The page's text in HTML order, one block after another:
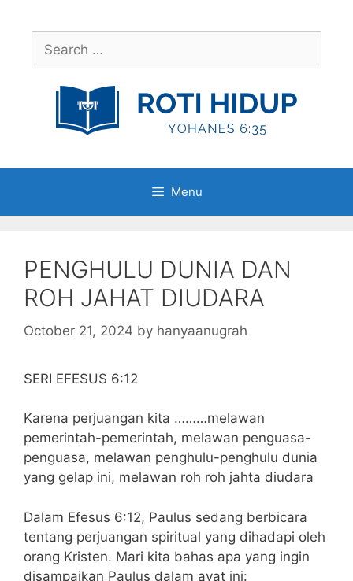
contentSearch
for:
Menu
PENGHULU DUNIA DAN
ROH JAHAT DIUDARA
October 21, 2024 by hanyaanugrah
SERI EFESUS 6:12
Karena perjuangan kita ………melawan
pemerintah-pemerintah, melawan penguasa-
penguasa, melawan penghulu-penghulu dunia
yang gelap ini, melawan roh roh jahta diudara
Dalam Efesus 6:12, Paulus sedang berbicara
tentang perjuangan spiritual yang dihadapi oleh
orang Kristen. Mari kita bahas apa yang ingin
disampaikan Paulus dalam ayat ini: